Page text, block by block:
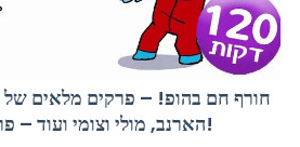
חורף חם בהופ! – פרקים מלאים של
הארנב, מולי וצומי ועוד – פרקים ברצף – ערוץ הופ!